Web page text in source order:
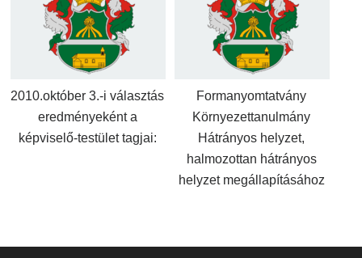
2010.október 3.-i választás
eredményeként a
képviselő-testület tagjai:
Formanyomtatvány
Környezettanulmány
Hátrányos helyzet,
halmozottan hátrányos
helyzet megállapításához